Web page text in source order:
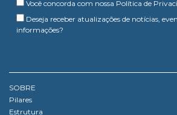
Você concorda com nossa Política de
Deseja receber atualizações de notícias,
informações?
SOBRE
Pilares
Estrutura